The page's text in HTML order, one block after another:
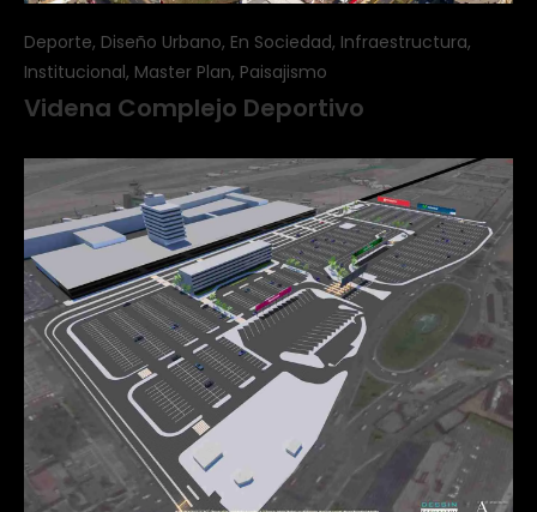
Deporte, Diseño Urbano, En Sociedad, Infraestructura,
Institucional, Master Plan, Paisajismo
Videna Complejo Deportivo